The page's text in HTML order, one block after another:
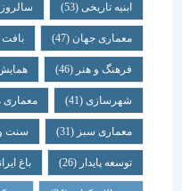
ابنیه تاریخی(53) سالروز و
معماری جهان (47) بافت تاریخی
فرهنگ و هنر(46) همایش
شهرسازی(41) معماری معاصر(40)
معماری سبز(31) سنت و
توسعه پایدار(26) باغ ایرانی(26)